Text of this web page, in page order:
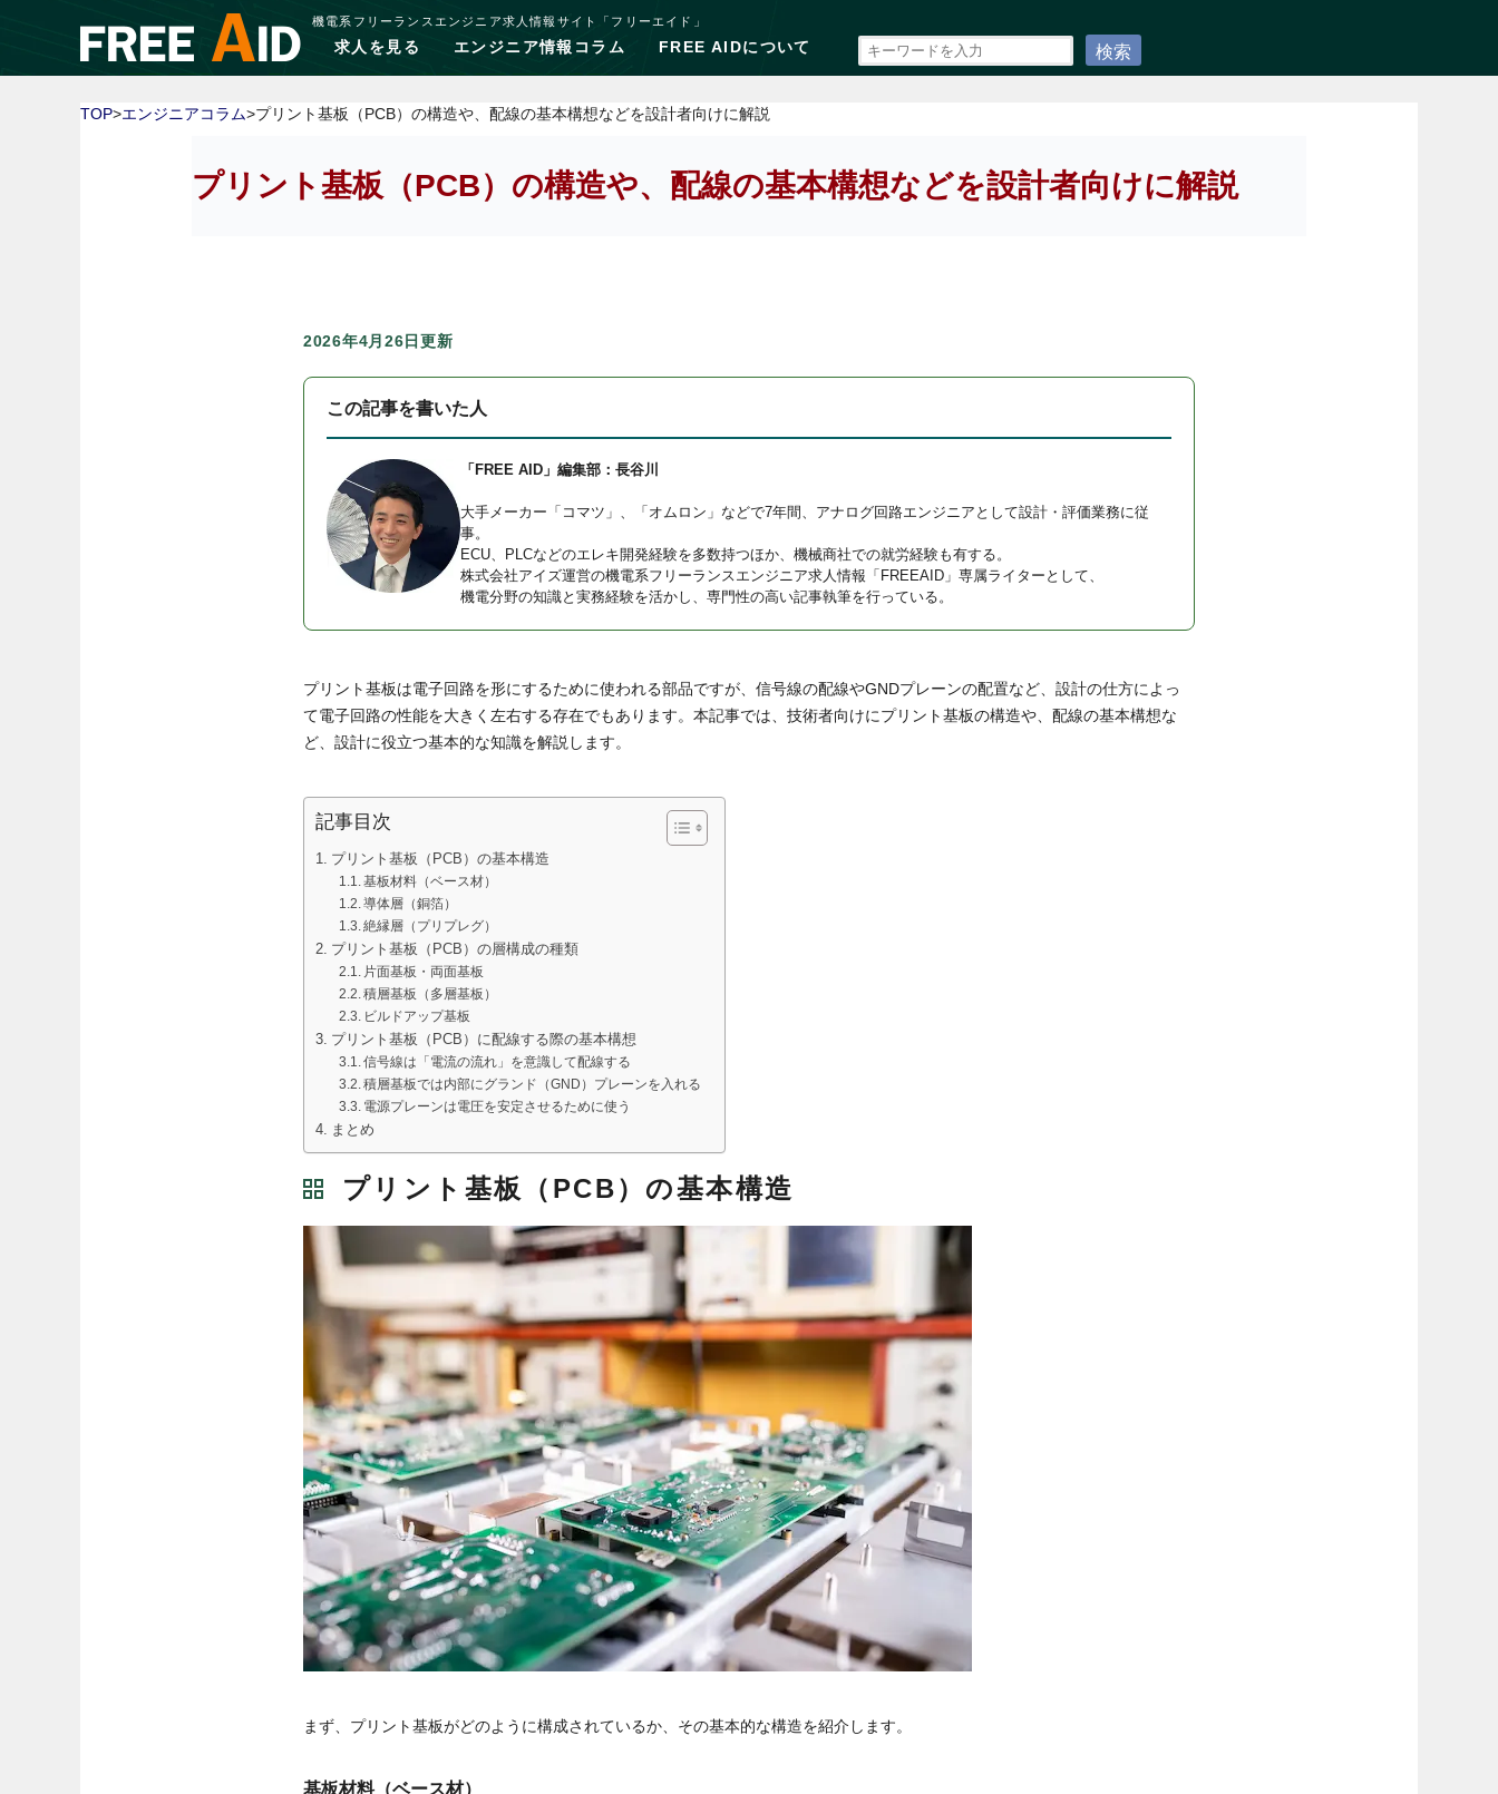
機電系フリーランスエンジニア求人情報サイト「フリーエイド」
求人を見る エンジニア情報コラム FREE AIDについて 検索
TOP>エンジニアコラム>プリント基板（PCB）の構造や、配線の基本構想などを設計者向けに解説
プリント基板（PCB）の構造や、配線の基本構想などを設計者向けに解説
2026年4月26日更新
この記事を書いた人
「FREE AID」編集部：長谷川
大手メーカー「コマツ」、「オムロン」などで7年間、アナログ回路エンジニアとして設計・評価業務に従
事。
ECU、PLCなどのエレキ開発経験を多数持つほか、機械商社での就労経験も有する。
株式会社アイズ運営の機電系フリーランスエンジニア求人情報「FREEAID」専属ライターとして、
機電分野の知識と実務経験を活かし、専門性の高い記事執筆を行っている。
プリント基板は電子回路を形にするために使われる部品ですが、信号線の配線やGNDプレーンの配置など、設計の仕方によっ
て電子回路の性能を大きく左右する存在でもあります。本記事では、技術者向けにプリント基板の構造や、配線の基本構想な
ど、設計に役立つ基本的な知識を解説します。
記事目次
プリント基板（PCB）の基本構造
基板材料（ベース材）
導体層（銅箔）
絶縁層（プリプレグ）
プリント基板（PCB）の層構成の種類
片面基板・両面基板
積層基板（多層基板）
ビルドアップ基板
プリント基板（PCB）に配線する際の基本構想
信号線は「電流の流れ」を意識して配線する
積層基板では内部にグランド（GND）プレーンを入れる
電源プレーンは電圧を安定させるために使う
まとめ
プリント基板（PCB）の基本構造
まず、プリント基板がどのように構成されているか、その基本的な構造を紹介します。
基板材料（ベース材）